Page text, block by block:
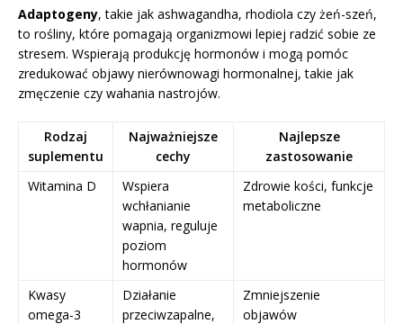
Adaptogeny, takie jak ashwagandha, rhodiola czy żeń-szeń,
to rośliny, które pomagają organizmowi lepiej radzić sobie ze
stresem. Wspierają produkcję hormonów i mogą pomóc
zredukować objawy nierównowagi hormonalnej, takie jak
zmęczenie czy wahania nastrojów.
Rodzaj
suplementu
Najważniejsze
cechy
Najlepsze
zastosowanie
Witamina D
Wspiera
wchłanianie
wapnia, reguluje
poziom
hormonów
Zdrowie kości, funkcje
metaboliczne
Kwasy
omega-3
Działanie
przeciwzapalne,
Zmniejszenie
objawów